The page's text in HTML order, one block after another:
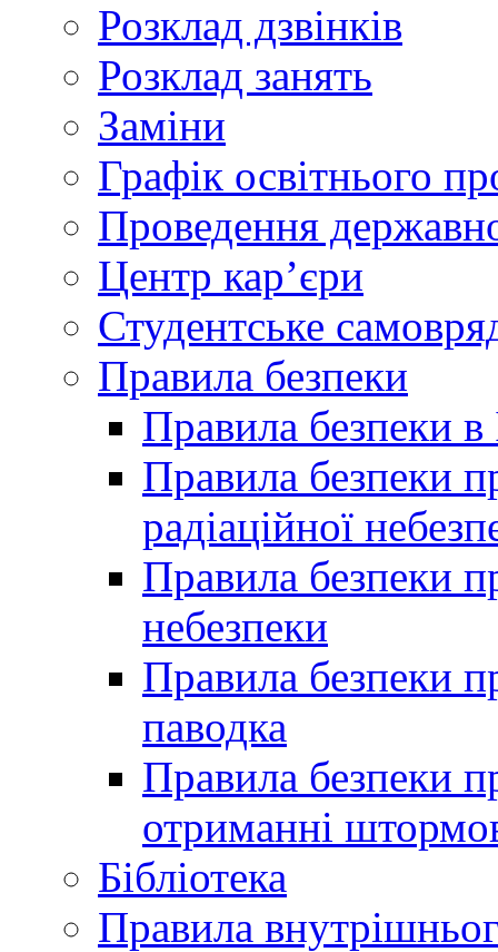
Розклад дзвінків
Розклад занять
Заміни
Графік освітнього
Проведення
Центр кар’єри
Студентське
Правила безпеки
Правила безпеки в
Правила безпеки
радіаційної
Правила безпеки
небезпеки
Правила безпеки
паводка
Правила безпеки
отриманні
Бібліотека
Правила